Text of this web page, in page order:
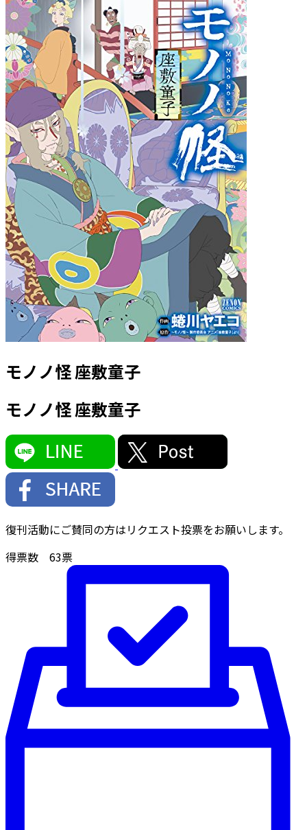
モノノ怪 座敷童子
モノノ怪 座敷童子
復刊活動にご賛同の方はリクエスト投票をお願いします。
得票数 63票